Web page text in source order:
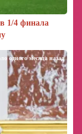
1/4 финала
одного месяца назад